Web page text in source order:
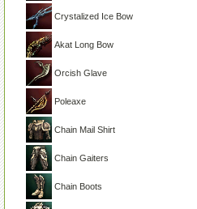
Crystalized Ice Bow
Akat Long Bow
Orcish Glave
Poleaxe
Chain Mail Shirt
Chain Gaiters
Chain Boots